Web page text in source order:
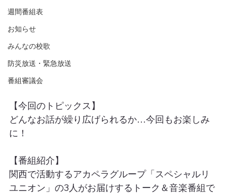
週間番組表
お知らせ
みんなの校歌
防災放送・緊急放送
番組審議会
【今回のトピックス】
どんなお話が繰り広げられるか…今回もお楽しみ
に！
【番組紹介】
関西で活動するアカペラグループ「スペシャルリ
ユニオン」の3人がお届けするトーク＆音楽番組で